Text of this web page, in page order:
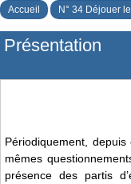
Accueil N° 34 Déjouer
Présentation
Périodiquement,
mêmes
présence des partis